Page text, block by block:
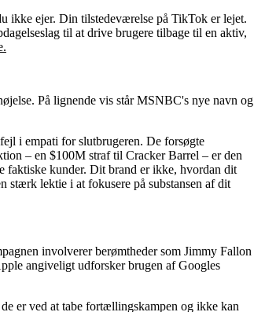
ikke ejer. Din tilstedeværelse på TikTok er lejet.
til at drive brugere tilbage til en aktiv,
På lignende vis står MSNBC's nye navn og
i empati for slutbrugeren. De forsøgte
– en $100M straf til Cracker Barrel – er den
faktiske kunder. Dit brand er ikke, hvordan dit
stærk lektie i at fokusere på substansen af dit
involverer berømtheder som Jimmy Fallon
angiveligt udforsker brugen af Googles
er ved at tabe fortællingskampen og ikke kan